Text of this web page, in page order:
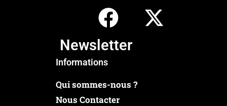
Newsletter
Informations
Qui sommes-nous ?
Nous Contacter